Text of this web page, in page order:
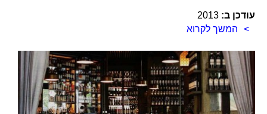
עודכן ב: 2013
המשך לקרוא